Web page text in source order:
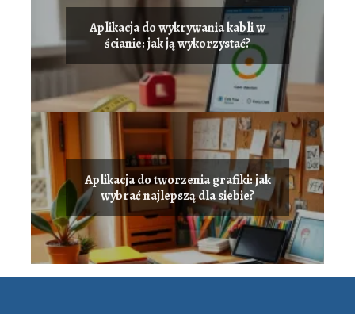
Aplikacja do wykrywania kabli w
ścianie: jak ją wykorzystać?
Aplikacja do tworzenia grafiki: jak
wybrać najlepszą dla siebie?